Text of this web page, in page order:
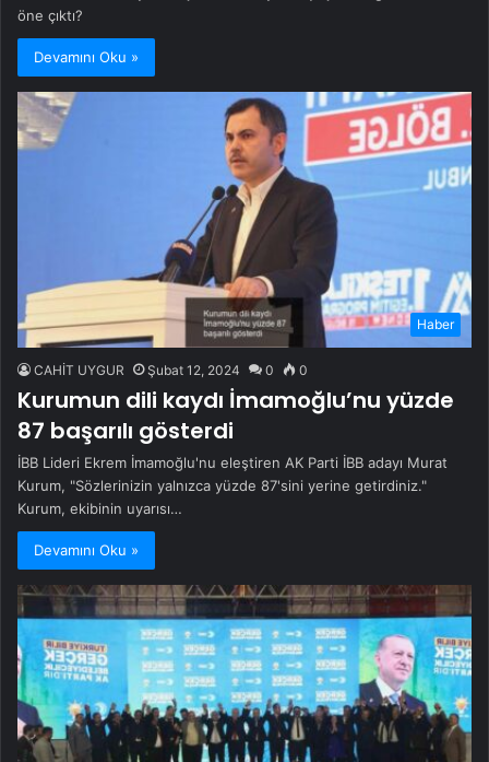
öne çıktı?
Devamını Oku »
Haber
CAHİT UYGUR Şubat 12, 2024 0 0
Kurumun dili kaydı İmamoğlu’nu yüzde
87 başarılı gösterdi
İBB Lideri Ekrem İmamoğlu'nu eleştiren AK Parti İBB adayı Murat
Kurum, "Sözlerinizin yalnızca yüzde 87'sini yerine getirdiniz."
Kurum, ekibinin uyarısı…
Devamını Oku »